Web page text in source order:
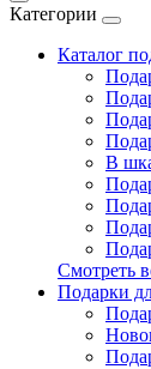
Категории
Каталог
В
Смотреть
Подарки